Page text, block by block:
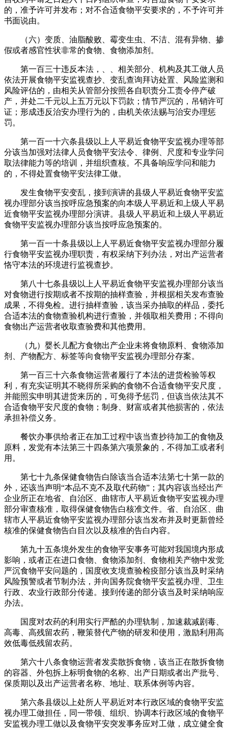
的，准予许可并发布；对不合适食物平安要求的，不予许可并
书面说由。
（六）变质、油脂酸败、霉变生虫、不洁、混有异物、掺
假或者感官性状非常的食物、食物添加剂。
第一百三十违反本法，、、相关部分、机构及其工做人员
依法开展食物平安监视查抄、变乱查询拜访处置、风险监测和
风险评估的，由相关从管部分按照各自职责分工责令停产破
产，并处二千元以上五万元以下罚款；情节严沉的，吊销许可
证；形成违反治安办理行为的，由机关依法赐与治安办理惩
罚。
第一百一十六条县级以上人平易近食物平安监视办理等部
分该当加强对法律人员食物平安法令、律例、尺度和专业学问
取法律能力等的培训，并组织查核。不具备响应学问和能力
的，不得处置食物平安法律工做。
发生食物平安变乱，接到演讲的县级人平易近食物平安监
视办理部分该当按呼应急预案的向本级人平易近和上级人平易
近食物平安监视办理部分演讲。县级人平易近和上级人平易近
食物平安监视办理部分该当按呼应急预案的。
第一百一十条县级以上人平易近食物平安监视办理部分履
行食物平安监视办理职责，有权采纳下列办法，对出产运营者
恪守本法的环境进行监视查抄。
第八十七条县级以上人平易近食物平安监视办理部分该当
对食物进行按期或者不按期的抽样查验，并根据相关发布查验
成果，不得免检。进行抽样查验，该当采办抽取的样品，委托
合适本法的食物查验机构进行查验，并领取相关费用；不得向
食物出产运营者收取查验费和其他费用。
（九）婴长儿配方食物出产企业未将食物原料、食物添加
剂、产物配方、标签等向食物平安监视办理部分存案。
第一百三十六条食物运营者履行了本法的进货检验等权
利，有充实证明其不晓得所采购的食物不合适食物平安尺度，
并能照实申明其进货来历的，可免得予惩罚，但该当依法其不
合适食物平安尺度的食物；制身、财富或者其他损害的，依法
承担补偿义务。
餐饮办事供给者正在加工过程中该当查抄待加工的食物及
原料，发觉有本法第三十四条第六项景象的，不得加工或者利
用。
第七十九条保健食物告白除该当合适本法第七十第一款的
外，还该当声明“本品不克不及取代药物”；其内容该当经出产
企业所正在地省、自治区、曲辖市人平易近食物平安监视办理
部分审查核准，取得保健食物告白核准文件。省、自治区、曲
辖市人平易近食物平安监视办理部分该当发布并及时更新曾经
核准的保健食物告白目次以及核准的告白内容。
第九十五条境外发生的食物平安事务可能对我国境内形成
影响，或者正在进口食物、食物添加剂、食物相关产物中发觉
严沉食物平安问题的，国度收支境查验检疫部分该当及时采纳
风险预警或者节制办法，并向国务院食物平安监视办理、卫生
行政、农业行政部分传递。接到传递的部分该当及时采纳响应
办法。
国度对农药的利用实行严酷的办理轨制，加速裁减剧毒、
高毒、高残留农药，鞭策替代产物的研发和使用，激励利用高
效低毒低残留农药。
第六十八条食物运营者发卖散拆食物，该当正在散拆食物
的容器、外包拆上标明食物的名称、出产日期或者出产批号、
保质期以及出产运营者名称、地址、联系体例等内容。
第六条县级以上处所人平易近对本行政区域的食物平安监
视办理工做担任，同一带领、组织、协调本行政区域的食物平
安监视办理工做以及食物平安突发事务应对工做，成立健全食